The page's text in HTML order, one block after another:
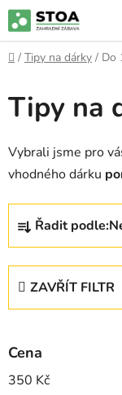
Přejít
na
obsah
Domů
/ Tipy na dárky / Do
Tipy na
Vybrali jsme pro
vhodného dárku
Ř
z
p
r
o
Řadit podle:
ZAVŘÍT FILTR
Cena
350 Kč